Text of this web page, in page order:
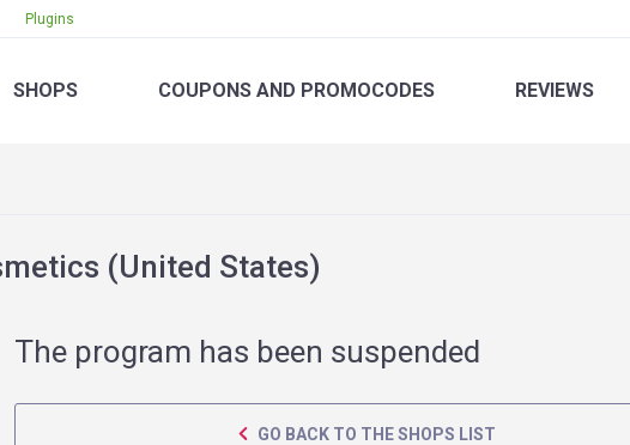
Plugins
SHOPS COUPONS AND PROMOCODES REVIEWS
(United States)
The program has been suspended
GO BACK TO THE SHOPS LIST